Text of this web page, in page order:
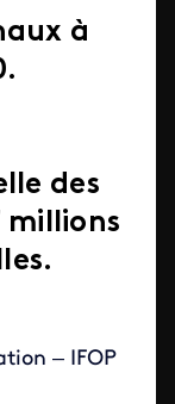
à
des
millions
– IFOP